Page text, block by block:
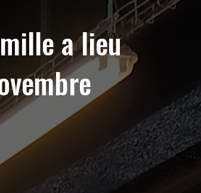
a lieu